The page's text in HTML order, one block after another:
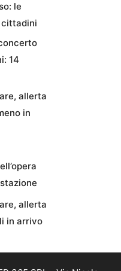
le
cittadini
14
allerta
in
allerta
in arrivo